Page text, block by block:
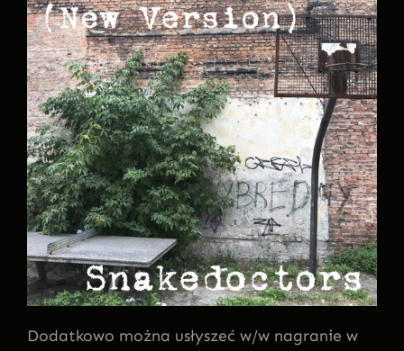
Dodatkowo można usłyszeć w/w nagranie w